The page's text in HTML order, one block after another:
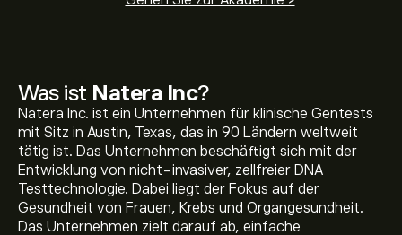
Was ist Natera Inc?
Natera Inc. ist ein Unternehmen für klinische Gentests
mit Sitz in Austin, Texas, das in 90 Ländern weltweit
tätig ist. Das Unternehmen beschäftigt sich mit der
Entwicklung von nicht-invasiver, zellfreier DNA
Testtechnologie. Dabei liegt der Fokus auf der
Gesundheit von Frauen, Krebs und Organgesundheit.
Das Unternehmen zielt darauf ab, einfache